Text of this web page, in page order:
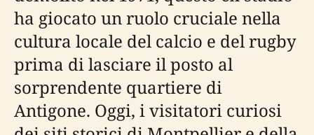
ha giocato un ruolo cruciale nella
cultura locale del calcio e del rugby
prima di lasciare il posto al
sorprendente quartiere di
Antigone. Oggi, i visitatori curiosi